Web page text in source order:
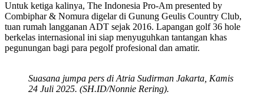
Untuk ketiga kalinya, The Indonesia Pro-Am presented by
Combiphar & Nomura digelar di Gunung Geulis Country Club,
tuan rumah langganan ADT sejak 2016. Lapangan golf 36 hole
berkelas internasional ini siap menyuguhkan tantangan khas
pegunungan bagi para pegolf profesional dan amatir.
Suasana jumpa pers di Atria Sudirman Jakarta, Kamis
24 Juli 2025. (SH.ID/Nonnie Rering).